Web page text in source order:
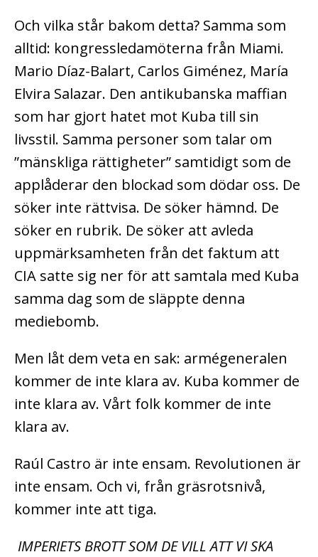
Och vilka står bakom detta? Samma som
alltid: kongressledamöterna från Miami.
Mario Díaz-Balart, Carlos Giménez, María
Elvira Salazar. Den antikubanska maffian
som har gjort hatet mot Kuba till sin
livsstil. Samma personer som talar om
”mänskliga rättigheter” samtidigt som de
applåderar den blockad som dödar oss. De
söker inte rättvisa. De söker hämnd. De
söker en rubrik. De söker att avleda
uppmärksamheten från det faktum att
CIA satte sig ner för att samtala med Kuba
samma dag som de släppte denna
mediebomb.
Men låt dem veta en sak: armégeneralen
kommer de inte klara av. Kuba kommer de
inte klara av. Vårt folk kommer de inte
klara av.
Raúl Castro är inte ensam. Revolutionen är
inte ensam. Och vi, från gräsrotsnivå,
kommer inte att tiga.
IMPERIETS BROTT SOM DE VILL ATT VI SKA